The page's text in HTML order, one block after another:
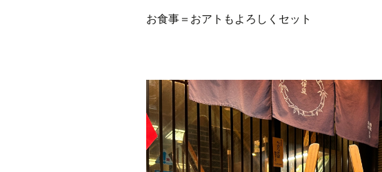
お食事＝おアトもよろしくセット